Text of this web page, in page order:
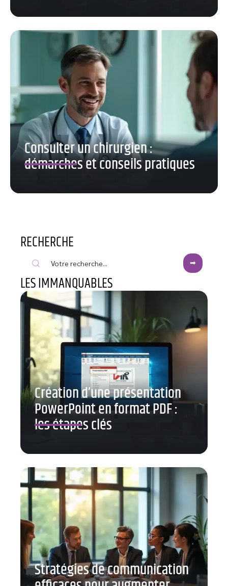
Consulter un chirurgien :
démarches et conseils pratiques
RECHERCHE
LES IMMANQUABLES
Création d’une présentation
PowerPoint en format PDF :
les étapes clés
Stratégies de communication